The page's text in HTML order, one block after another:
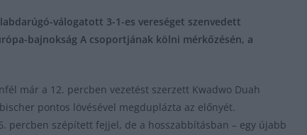
válogatott 3-1-es vereséget szenvedett
bajnokság A csoportjának kölni mérkőzésén, a
már a 12. percben vezetést szerzett Kwadwo Duah
pontos lövésével megduplázta az előnyét.
percben szépített fejjel, de a hosszabbításban – egy újabb